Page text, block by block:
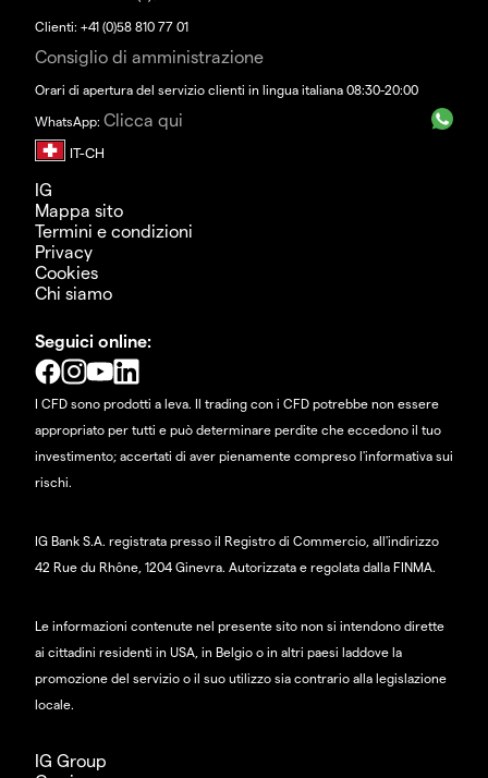
Clienti: +41 (0)58 810 77 01
Consiglio di amministrazione
Orari di apertura del servizio clienti in lingua italiana 08:30-20:00
WhatsApp: Clicca qui
IG
Mappa sito
Termini e condizioni
Privacy
Cookies
Chi siamo
Seguici online:
I CFD sono prodotti a leva. Il trading con i CFD potrebbe non essere
appropriato per tutti e può determinare perdite che eccedono il tuo
investimento; accertati di aver pienamente compreso l'informativa sui
rischi.
IG Bank S.A. registrata presso il Registro di Commercio, all'indirizzo
42 Rue du Rhône, 1204 Ginevra. Autorizzata e regolata dalla FINMA.
Le informazioni contenute nel presente sito non si intendono dirette
ai cittadini residenti in USA, in Belgio o in altri paesi laddove la
promozione del servizio o il suo utilizzo sia contrario alla legislazione
locale.
IG Group